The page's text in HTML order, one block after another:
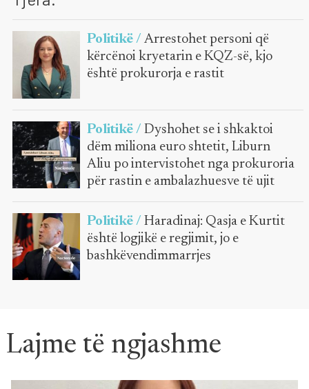
Politikë / Arrestohet personi që
kërcënoi kryetarin e KQZ-së, kjo
është prokurorja e rastit
Politikë / Dyshohet se i shkaktoi
dëm miliona euro shtetit, Liburn
Aliu po intervistohet nga prokuroria
për rastin e ambalazhuesve të ujit
Politikë / Haradinaj: Qasja e Kurtit
është logjikë e regjimit, jo e
bashkëvendimmarrjes
Lajme të ngjashme